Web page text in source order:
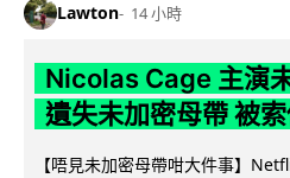
Lawton 14 小時
Nicolas Cage 主演
遺失未加密母帶 被
【唔見未加密母帶咁大件事】